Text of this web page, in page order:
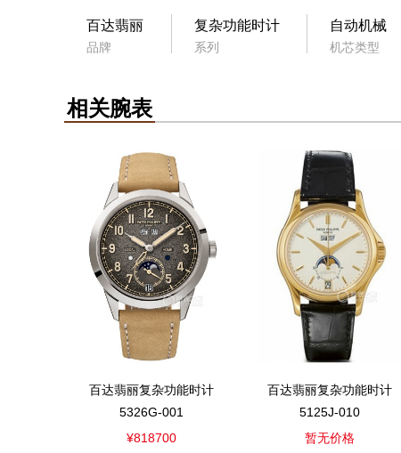
百达翡丽
品牌
复杂功能时计
系列
自动机械
机芯类型
相关腕表
百达翡丽复杂功能时计
5326G-001
¥818700
百达翡丽复杂功能时计
5125J-010
暂无价格